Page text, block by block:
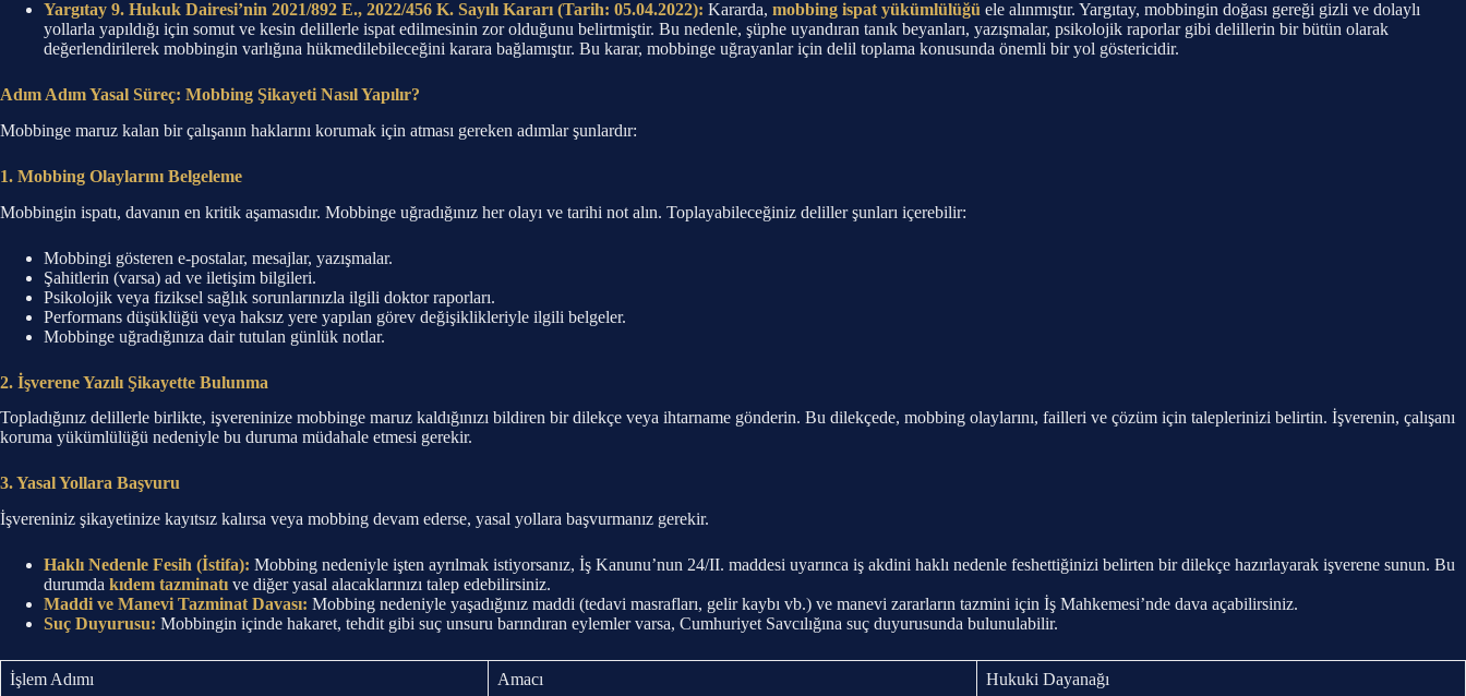
Yargıtay 9. Hukuk Dairesi’nin 2021/892 E., 2022/456 K. Sayılı Kararı (Tarih: 05.04.2022): Kararda, mobbing ispat yükümlülüğü ele alınmıştır. Yargıtay, mobbingin doğası gereği gizli ve dolaylı
yollarla yapıldığı için somut ve kesin delillerle ispat edilmesinin zor olduğunu belirtmiştir. Bu nedenle, şüphe uyandıran tanık beyanları, yazışmalar, psikolojik raporlar gibi delillerin bir bütün olarak
değerlendirilerek mobbingin varlığına hükmedilebileceğini karara bağlamıştır. Bu karar, mobbinge uğrayanlar için delil toplama konusunda önemli bir yol göstericidir.
Adım Adım Yasal Süreç: Mobbing Şikayeti Nasıl Yapılır?
Mobbinge maruz kalan bir çalışanın haklarını korumak için atması gereken adımlar şunlardır:
1. Mobbing Olaylarını Belgeleme
Mobbingin ispatı, davanın en kritik aşamasıdır. Mobbinge uğradığınız her olayı ve tarihi not alın. Toplayabileceğiniz deliller şunları içerebilir:
Mobbingi gösteren e-postalar, mesajlar, yazışmalar.
Şahitlerin (varsa) ad ve iletişim bilgileri.
Psikolojik veya fiziksel sağlık sorunlarınızla ilgili doktor raporları.
Performans düşüklüğü veya haksız yere yapılan görev değişiklikleriyle ilgili belgeler.
Mobbinge uğradığınıza dair tutulan günlük notlar.
2. İşverene Yazılı Şikayette Bulunma
Topladığınız delillerle birlikte, işvereninize mobbinge maruz kaldığınızı bildiren bir dilekçe veya ihtarname gönderin. Bu dilekçede, mobbing olaylarını, failleri ve çözüm için taleplerinizi belirtin. İşverenin, çalışanı
koruma yükümlülüğü nedeniyle bu duruma müdahale etmesi gerekir.
3. Yasal Yollara Başvuru
İşvereniniz şikayetinize kayıtsız kalırsa veya mobbing devam ederse, yasal yollara başvurmanız gerekir.
Haklı Nedenle Fesih (İstifa): Mobbing nedeniyle işten ayrılmak istiyorsanız, İş Kanunu’nun 24/II. maddesi uyarınca iş akdini haklı nedenle feshettiğinizi belirten bir dilekçe hazırlayarak işverene sunun. Bu
durumda kıdem tazminatı ve diğer yasal alacaklarınızı talep edebilirsiniz.
Maddi ve Manevi Tazminat Davası: Mobbing nedeniyle yaşadığınız maddi (tedavi masrafları, gelir kaybı vb.) ve manevi zararların tazmini için İş Mahkemesi’nde dava açabilirsiniz.
Suç Duyurusu: Mobbingin içinde hakaret, tehdit gibi suç unsuru barındıran eylemler varsa, Cumhuriyet Savcılığına suç duyurusunda bulunulabilir.
İşlem Adımı Amacı Hukuki Dayanağı